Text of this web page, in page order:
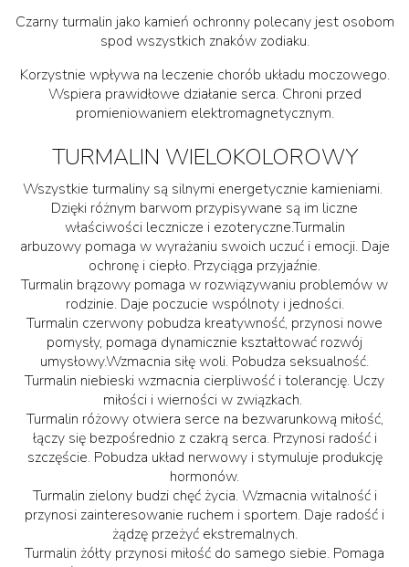
Czarny turmalin jako kamień ochronny polecany jest osobom
spod wszystkich znaków zodiaku.
Korzystnie wpływa na leczenie chorób układu moczowego.
Wspiera prawidłowe działanie serca. Chroni przed
promieniowaniem elektromagnetycznym.
TURMALIN WIELOKOLOROWY
Wszystkie turmaliny są silnymi energetycznie kamieniami.
Dzięki różnym barwom przypisywane są im liczne
właściwości lecznicze i ezoteryczne.Turmalin
arbuzowy pomaga w wyrażaniu swoich uczuć i emocji. Daje
ochronę i ciepło. Przyciąga przyjaźnie.
Turmalin brązowy pomaga w rozwiązywaniu problemów w
rodzinie. Daje poczucie wspólnoty i jedności.
Turmalin czerwony pobudza kreatywność, przynosi nowe
pomysły, pomaga dynamicznie kształtować rozwój
umysłowy.Wzmacnia siłę woli. Pobudza seksualność.
Turmalin niebieski wzmacnia cierpliwość i tolerancję. Uczy
miłości i wierności w związkach.
Turmalin różowy otwiera serce na bezwarunkową miłość,
łączy się bezpośrednio z czakrą serca. Przynosi radość i
szczęście. Pobudza układ nerwowy i stymuluje produkcję
hormonów.
Turmalin zielony budzi chęć życia. Wzmacnia witalność i
przynosi zainteresowanie ruchem i sportem. Daje radość i
żądzę przeżyć ekstremalnych.
Turmalin żółty przynosi miłość do samego siebie. Pomaga